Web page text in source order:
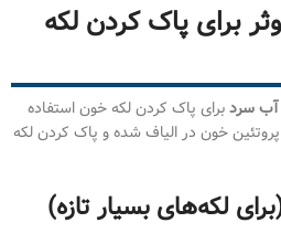
برای پاک کردن لکه
آب سردبرای پاک کردن لکه خون استفاده
خون در الیاف شده و پاک کردن لکه
لکه‌های بسیار تازه)